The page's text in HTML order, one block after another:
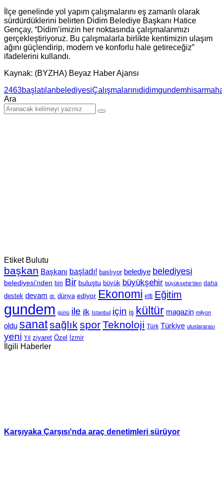
İlçe genelinde yol yapım çalışmalarını eş zamanlı olarak
sürdürdüklerini belirten Didim Belediye Başkanı Hatice
Gençay, “Didim’imizin her noktasında çalışmalarımızı
gerçekleştiriyoruz. Bu çalışmalarla birlikte kentimizin ulaşım
ağını güçlendirip, modern ve konforlu hale getireceğiz”
ifadelerini kullandı.
Kaynak: (BYZHA) Beyaz Haber Ajansı
2463başlatılanbelediyesiÇalışmalarınıdidimgundemhisar
Ara
Etiket Bulutu
başkan Başkanı başladı! başlıyor belediye belediyesi
belediyesi’nden bin Bir buluştu büyük büyükşehir büyükşehir’den daha
destek devam dr. dünya ediyor Ekonomi etti Eğitim
gundem günü ile ilk Istanbul için iş kültür magazin milyon
oldu sanatsağlık sporTeknoloji Türk Türkiye uluslararası
yeni Yıl ziyaret Özel İzmir
İlgili Haberler
Karşıyaka Çarşısı'nda araç denetimleri sürüyor